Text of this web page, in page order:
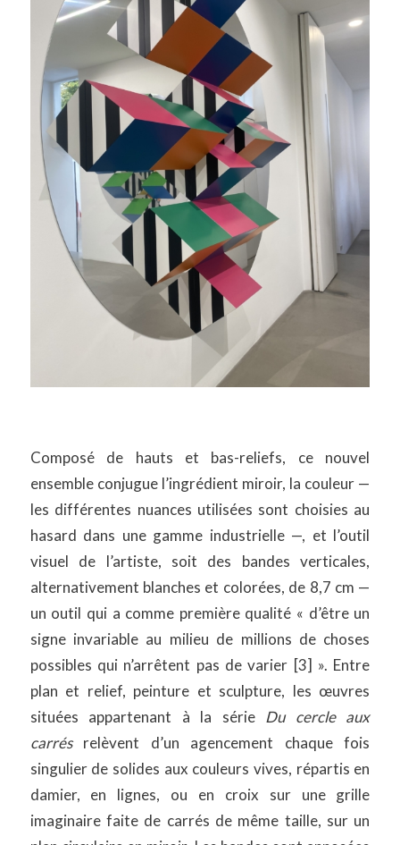
Composé de hauts et bas-reliefs, ce nouvel
ensemble conjugue l’ingrédient miroir, la couleur —
les différentes nuances utilisées sont choisies au
hasard dans une gamme industrielle —, et l’outil
visuel de l’artiste, soit des bandes verticales,
alternativement blanches et colorées, de 8,7 cm —
un outil qui a comme première qualité « d’être un
signe invariable au milieu de millions de choses
possibles qui n’arrêtent pas de varier [3] ». Entre
plan et relief, peinture et sculpture, les œuvres
situées appartenant à la série Du cercle aux
carrésrelèvent d’un agencement chaque fois
singulier de solides aux couleurs vives, répartis en
damier, en lignes, ou en croix sur une grille
imaginaire faite de carrés de même taille, sur un